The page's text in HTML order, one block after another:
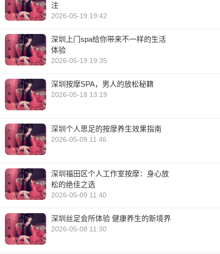
注
2026-05-19 19:42
深圳上门spa给你带来不一样的生活
体验
2026-05-19 19:35
深圳按摩SPA，男人的放松秘籍
2026-05-18 13:19
深圳个人思足的按摩养生效果指南
2026-05-09 11:46
深圳福田区个人工作室按摩：身心放
松的绝佳之选
2026-05-09 11:40
深圳丝足会所体验 健康养生的新境界
2026-05-08 11:30